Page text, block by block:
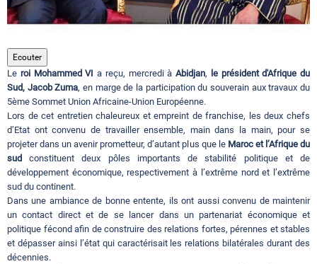
Evenements
Contact
Ecouter
Le roi Mohammed VI a reçu, mercredi à Abidjan, le président d'Afrique du
Sud, Jacob Zuma, en marge de la participation du souverain aux travaux du
5ème Sommet Union Africaine-Union Européenne.
Lors de cet entretien chaleureux et empreint de franchise, les deux chefs
d’Etat ont convenu de travailler ensemble, main dans la main, pour se
projeter dans un avenir prometteur, d’autant plus que le Maroc et l’Afrique du
sud constituent deux pôles importants de stabilité politique et de
développement économique, respectivement à l’extrême nord et l’extrême
sud du continent.
Dans une ambiance de bonne entente, ils ont aussi convenu de maintenir
un contact direct et de se lancer dans un partenariat économique et
politique fécond afin de construire des relations fortes, pérennes et stables
et dépasser ainsi l’état qui caractérisait les relations bilatérales durant des
décennies.